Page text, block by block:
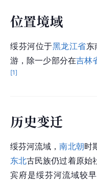
位置境域
绥芬河位于黑龙江省东
游，除一少部分在吉林
[1]
历史变迁
绥芬河流域，南北朝时
东北古民族仍过着原始
宾府是绥芬河流域较